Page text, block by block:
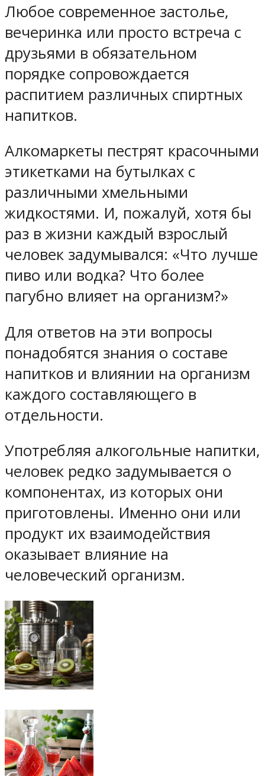
Любое современное застолье,
вечеринка или просто встреча с
друзьями в обязательном
порядке сопровождается
распитием различных спиртных
напитков.
Алкомаркеты пестрят красочными
этикетками на бутылках с
различными хмельными
жидкостями. И, пожалуй, хотя бы
раз в жизни каждый взрослый
человек задумывался: «Что лучше
пиво или водка? Что более
пагубно влияет на организм?»
Для ответов на эти вопросы
понадобятся знания о составе
напитков и влиянии на организм
каждого составляющего в
отдельности.
Употребляя алкогольные напитки,
человек редко задумывается о
компонентах, из которых они
приготовлены. Именно они или
продукт их взаимодействия
оказывает влияние на
человеческий организм.